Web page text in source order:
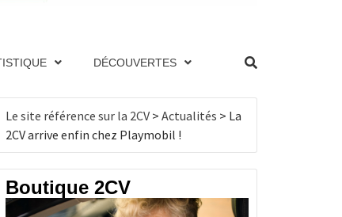
MOTEUR, TRANSMISSION, ÉLECTRICITÉ,
DE PRODUITS DÉRIVÉS…
DÉCOUVERTES
Le site référence sur la 2CV > Actualités > La
2CV arrive enfin chez Playmobil !
Boutique 2CV